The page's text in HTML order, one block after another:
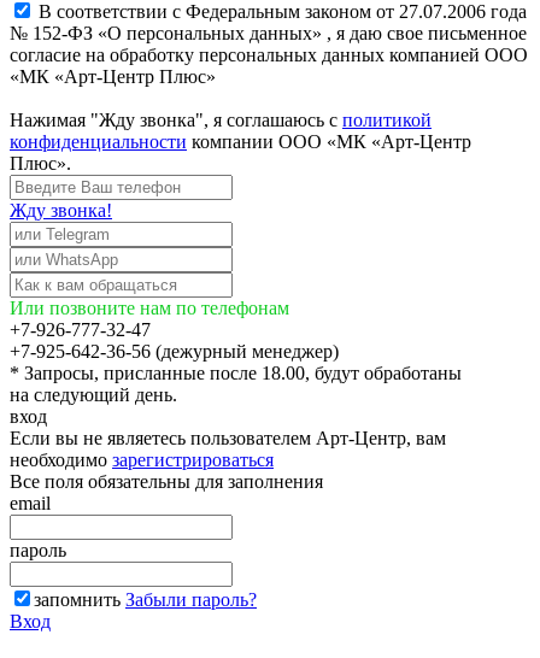
В соответствии с Федеральным законом от 27.07.2006 года
№ 152-ФЗ «О персональных данных» , я даю свое письменное
согласие на обработку персональных данных компанией ООО
«МК «Арт-Центр Плюс»
Нажимая "Жду звонка", я соглашаюсь с политикой
конфиденциальности компании ООО «МК «Арт-Центр
Плюс».
Жду звонка!
Или позвоните нам по телефонам
+7-926-777-32-47
+7-925-642-36-56 (дежурный менеджер)
* Запросы, присланные после 18.00, будут обработаны
на следующий день.
вход
Если вы не являетесь пользователем Арт-Центр, вам
необходимо зарегистрироваться
Все поля обязательны для заполнения
email
пароль
запомнить Забыли пароль?
Вход